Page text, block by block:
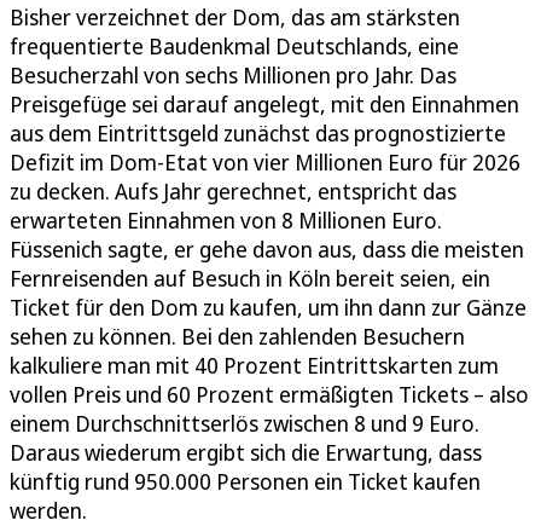
Bisher verzeichnet der Dom, das am stärksten
frequentierte Baudenkmal Deutschlands, eine
Besucherzahl von sechs Millionen pro Jahr. Das
Preisgefüge sei darauf angelegt, mit den Einnahmen
aus dem Eintrittsgeld zunächst das prognostizierte
Defizit im Dom-Etat von vier Millionen Euro für 2026
zu decken. Aufs Jahr gerechnet, entspricht das
erwarteten Einnahmen von 8 Millionen Euro.
Füssenich sagte, er gehe davon aus, dass die meisten
Fernreisenden auf Besuch in Köln bereit seien, ein
Ticket für den Dom zu kaufen, um ihn dann zur Gänze
sehen zu können. Bei den zahlenden Besuchern
kalkuliere man mit 40 Prozent Eintrittskarten zum
vollen Preis und 60 Prozent ermäßigten Tickets – also
einem Durchschnittserlös zwischen 8 und 9 Euro.
Daraus wiederum ergibt sich die Erwartung, dass
künftig rund 950.000 Personen ein Ticket kaufen
werden.